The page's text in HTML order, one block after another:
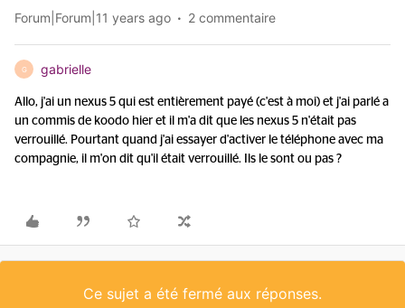
Forum|Forum|11 years ago 2 commentaire
G gabrielle
Allo, j'ai un nexus 5 qui est entièrement payé (c'est à moi) et j'ai parlé a
un commis de koodo hier et il m'a dit que les nexus 5 n'était pas
verrouillé. Pourtant quand j'ai essayer d'activer le téléphone avec ma
compagnie, il m'on dit qu'il était verrouillé. Ils le sont ou pas ?
Ce sujet a été fermé aux réponses.